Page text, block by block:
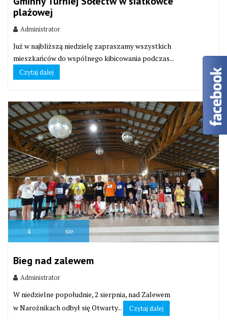
plażowej
Administrator
Już w najbliższą niedzielę zapraszamy wszystkich
mieszkańców do wspólnego kibicowania podczas...
Czytaj dalej
4 sie
Bieg nad zalewem
Administrator
W niedzielne popołudnie, 2 sierpnia, nad Zalewem
w Narożnikach odbył się Otwarty...
Czytaj dalej